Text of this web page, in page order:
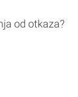
od otkaza?